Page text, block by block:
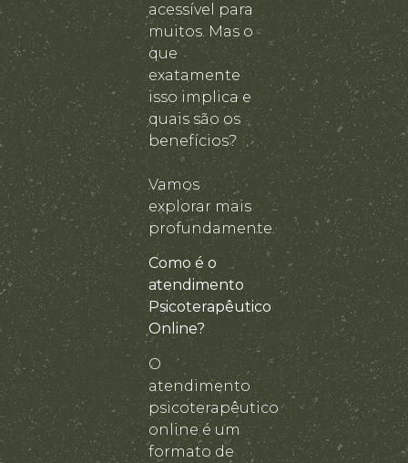
acessível para
muitos. Mas o
que
exatamente
isso implica e
quais são os
benefícios?
Vamos
explorar mais
profundamente.
Como é o
atendimento
Psicoterapêutico
Online?
O
atendimento
psicoterapêutico
online é um
formato de